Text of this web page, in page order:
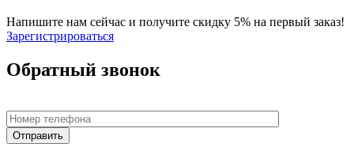
Напишите нам сейчас и получите скидку 5% на первый заказ!
Зарегистрироваться
Обратный звонок